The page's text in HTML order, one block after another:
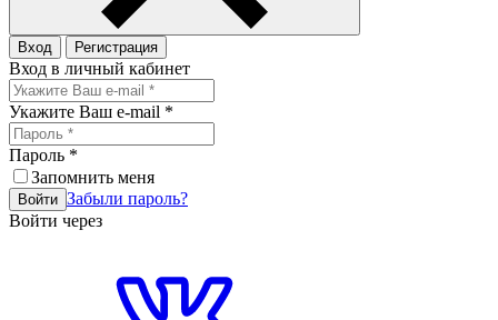
Вход Регистрация
Вход в личный кабинет
Укажите Ваш e-mail *
Пароль *
Запомнить меня
Войти Забыли пароль?
Войти через